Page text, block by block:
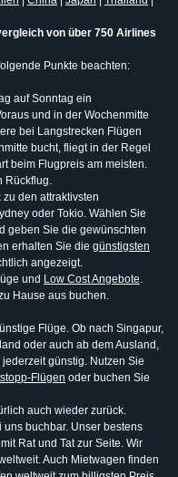
von über 750 Airlines
Punkte beachten:
auf Sonntag ein
und in der Wochenmitte
bei Langstrecken Flügen
bucht, fliegt in der Regel
beim Flugpreis am meisten.
Rückflug.
den attraktivsten
oder Tokio. Wählen Sie
geben Sie die gewünschten
erhalten Sie die günstigsten
angezeigt.
und Low Cost Angebote.
Hause aus buchen.
Flüge. Ob nach Singapur,
oder auch ab dem Ausland,
günstig. Nutzen Sie
Flügen oder buchen Sie
auch wieder zurück.
buchbar. Unser bestens
Rat und Tat zur Seite. Wir
Auch Mietwagen finden